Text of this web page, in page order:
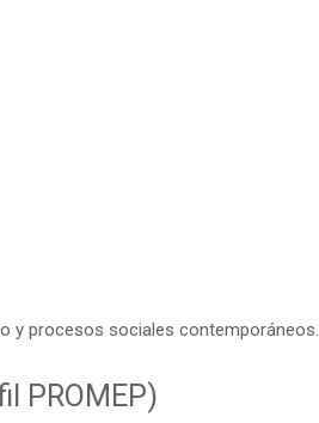
y procesos sociales contemporáneos.
PROMEP)